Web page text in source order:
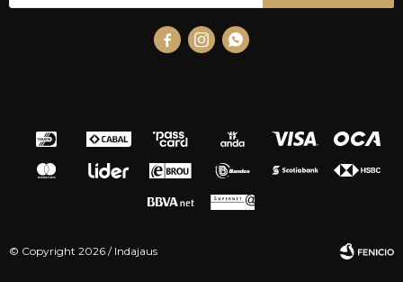
  
© Copyright 2026 / Indajaus